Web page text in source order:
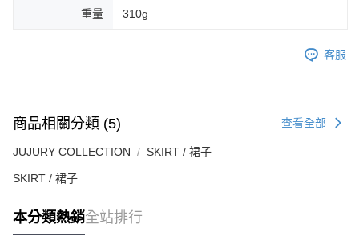
重量 310g
客服
商品相關分類 (5) 查看全部
JUJURY COLLECTION SKIRT / 裙子
SKIRT / 裙子
本分類熱銷全站排行